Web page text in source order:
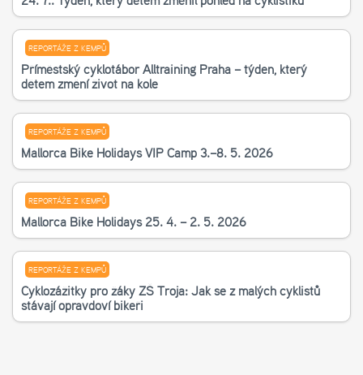
REPORTÁŽE Z KEMPŮ
Příměstský cyklotábor Alltraining Praha – týden, který
dětem změní život na kole
REPORTÁŽE Z KEMPŮ
Mallorca Bike Holidays VIP Camp 3.–8. 5. 2026
REPORTÁŽE Z KEMPŮ
Mallorca Bike Holidays 25. 4. – 2. 5. 2026
REPORTÁŽE Z KEMPŮ
Cyklozážitky pro žáky ZŠ Troja: Jak se z malých cyklistů
stávají opravdoví bikeři